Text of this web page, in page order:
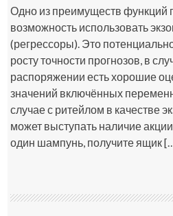
Одно из преимуществ функций
возможность использовать
(регрессоры). Это
росту точности прогнозов, в
распоряжении есть хорошие
значений включённых
случае с ритейлом в качестве
может выступать наличие
один шампунь, получите ящик